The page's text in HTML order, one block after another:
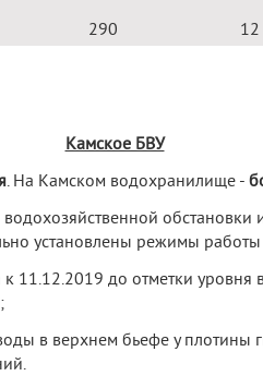
290 12
Камское БВУ
. На Камском водохранилище -
установлены режимы работы
11.12.2019 до отметки уровня
в верхнем бьефе у плотины